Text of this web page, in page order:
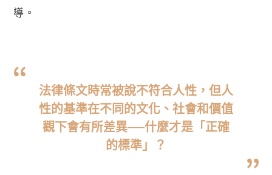
導。
法律條文時常被說不符合人性，但人
性的基準在不同的文化、社會和價值
觀下會有所差異──什麼才是「正確
的標準」？